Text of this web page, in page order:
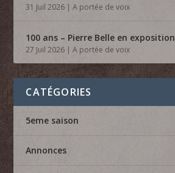
31 Juil 2026 |A portée de voix
100 ans – Pierre Belle en exposition
27 Juil 2026 |A portée de voix
CATÉGORIES
5eme saison
Annonces